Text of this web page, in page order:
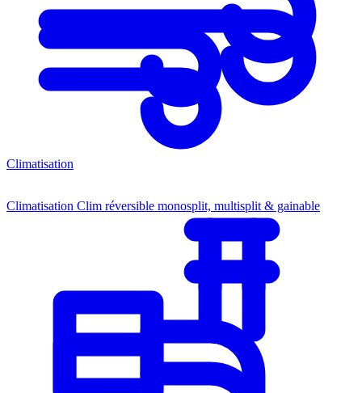
Climatisation Clim réversible monosplit, multisplit & gainable
Climatisation